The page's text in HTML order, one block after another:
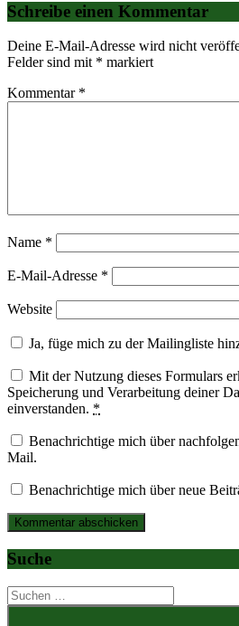
Schreibe einen Kommentar
Deine E-Mail-Adresse wird nicht
Felder sind mit * markiert
Kommentar *
Name *
E-Mail-Adresse *
Website
Ja, füge mich zu der Mailingliste
Mit der Nutzung dieses Formulars
Speicherung und Verarbeitung deiner
einverstanden. *
Benachrichtige mich über
Mail.
Benachrichtige mich über neue
Suche
Suchen
nach: